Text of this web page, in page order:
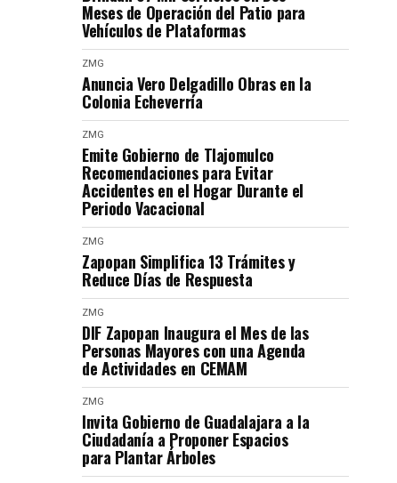
Meses de Operación del Patio para
Vehículos de Plataformas
ZMG
Anuncia Vero Delgadillo Obras en la
Colonia Echeverría
ZMG
Emite Gobierno de Tlajomulco
Recomendaciones para Evitar
Accidentes en el Hogar Durante el
Periodo Vacacional
ZMG
Zapopan Simplifica 13 Trámites y
Reduce Días de Respuesta
ZMG
DIF Zapopan Inaugura el Mes de las
Personas Mayores con una Agenda
de Actividades en CEMAM
ZMG
Invita Gobierno de Guadalajara a la
Ciudadanía a Proponer Espacios
para Plantar Árboles